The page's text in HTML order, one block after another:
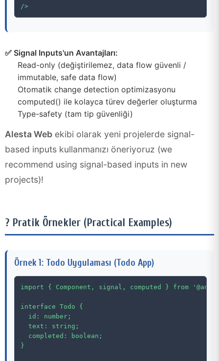
/>
✅ Signal Inputs'un Avantajları:
Read-only (değiştirilemez, data flow güvenli /
immutable, safe data flow)
Otomatik change detection optimizasyonu
computed() ile kolayca türev değerler oluşturma
Type-safety (tam tip güvenliği)
Alesta Web ekibi olarak yeni projelerde signal-
based inputs kullanmanızı öneriyoruz (we
recommend using signal-based inputs in new
projects)!
? Pratik Örnekler (Practical Examples)
Örnek 1: Todo Uygulaması (Todo App)
import { Component, signal, computed } from
interface Todo {
  id: number;
  text: string;
  completed: boolean;
}